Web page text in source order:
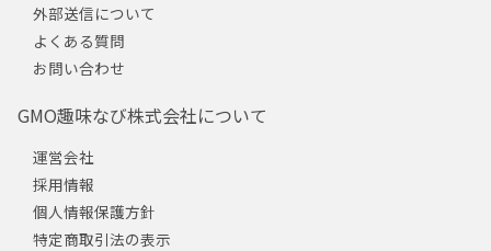
外部送信について
よくある質問
お問い合わせ
GMO趣味なび株式会社について
運営会社
採用情報
個人情報保護方針
特定商取引法の表示